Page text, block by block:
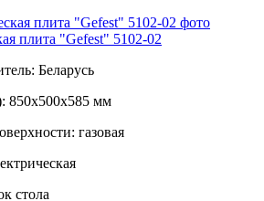
плита "Gefest" 5102-02
Беларусь
850х500х585 мм
газовая
стола